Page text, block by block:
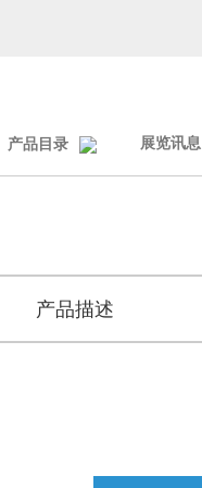
产品目录 展览讯息
产品描述